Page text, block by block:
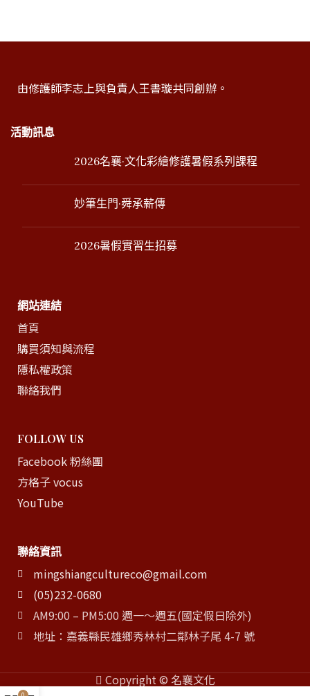
由修護師李志上與負責人王書璇共同創辦。
活動訊息
2026名襄·文化彩繪修護暑假系列課程
妙筆生門·舜承薪傳
2026暑假實習生招募
網站連結
首頁
購買須知與流程
隱私權政策
聯絡我們
FOLLOW US
Facebook 粉絲團
方格子 vocus
YouTube
聯絡資訊
mingshiangcultureco@gmail.com
(05)232-0680
AM9:00 – PM5:00 週一～週五(國定假日除外)
地址：嘉義縣民雄鄉秀林村二鄰林子尾 4-7 號
Copyright © 名襄文化